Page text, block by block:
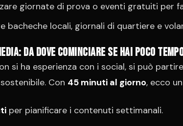
giornate di prova o eventi gratuiti per
bacheche locali, giornali di quartiere e
da dove cominciare se hai poco
si ha esperienza con i social, si può
Con 45 minuti al giorno, ecco
per pianificare i contenuti settimanali.